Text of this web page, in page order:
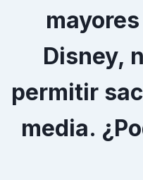
Disney,
permitir
media.